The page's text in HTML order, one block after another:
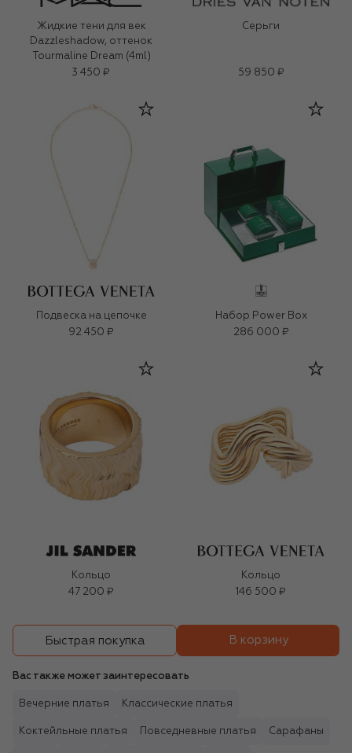
Жидкие тени для век
Dazzleshadow, оттенок
Tourmaline Dream (4ml)
3 450 ₽
Серьги
59 850 ₽
Подвеска на цепочке
92 450 ₽
Набор Power Box
286 000 ₽
Кольцо
47 200 ₽
Кольцо
146 500 ₽
Быстрая покупка В корзину
Вас также может заинтересовать
Вечерние платья Классические платья
Коктейльные платья Повседневные платья Сарафаны